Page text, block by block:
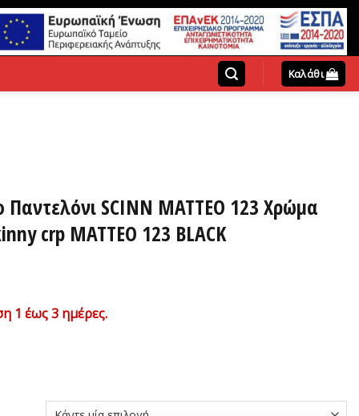
Καλάθι
SCINN MATTEO 123 Χρώμα
crp MATTEO 123 BLACK
1 έως 3 ημέρες.